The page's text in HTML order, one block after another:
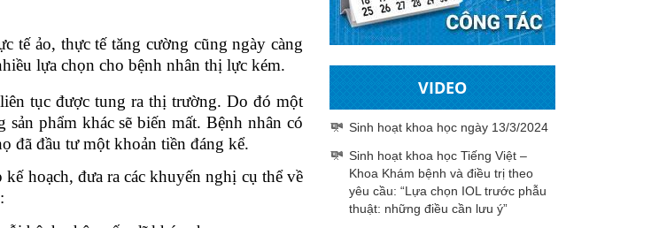
tế ảo, thực tế tăng cường cũng ngày càng
lựa chọn cho bệnh nhân thị lực kém.
tục được tung ra thị trường. Do đó một
phẩm khác sẽ biến mất. Bệnh nhân có
đã đầu tư một khoản tiền đáng kể.
kế hoạch, đưa ra các khuyến nghị cụ thể về
VIDEO
Sinh hoạt khoa học ngày 13/3/2024
Sinh hoạt khoa học Tiếng Việt –
Khoa Khám bệnh và điều trị theo
yêu cầu: “Lựa chọn IOL trước phẫu
thuật: những điều cần lưu ý”